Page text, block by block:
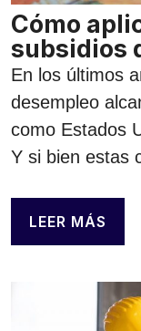
Cómo
subsidios
En los últimos
desempleo
como Estados
Y si bien estas
LEER MÁS